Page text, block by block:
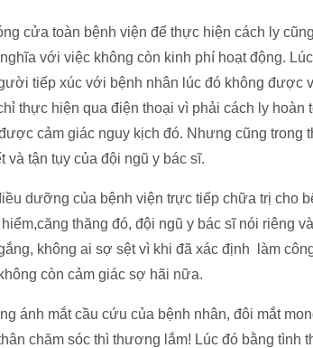
cửa toàn bệnh viện để thực hiện cách ly
với việc không còn kinh phí hoạt động.
tiếp xúc với bệnh nhân lúc đó không được
thực hiện qua điện thoại vì phải cách ly hoàn
cảm giác nguy kịch đó. Nhưng cũng
kết và tận tụy của đội ngũ y bác
dưỡng của bệnh viện trực tiếp chữa trị cho
thăng đó, đội ngũ y bác sĩ nói riêng
không ai sợ sệt vì khi đã xác định làm
còn cảm giác sợ hãi nữa.
ánh mắt cầu cứu của bệnh nhân, đôi mắt
chăm sóc thì thương lắm! Lúc đó bằng